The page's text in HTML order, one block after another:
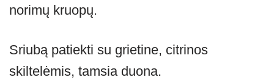
norimų kruopų.
Sriubą patiekti su grietine, citrinos
skiltelėmis, tamsia duona.